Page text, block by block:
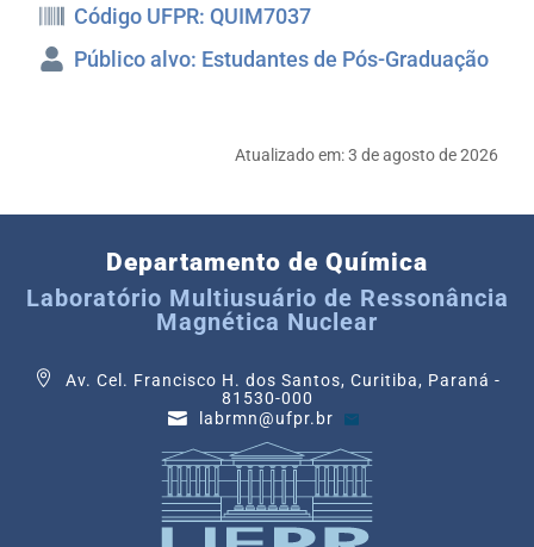
Código UFPR: QUIM7037
Público alvo: Estudantes de Pós-Graduação
Atualizado em:3 de agosto de 2026
Departamento de Química
Laboratório Multiusuário de Ressonância
Magnética Nuclear
Av. Cel. Francisco H. dos Santos, Curitiba, Paraná -
81530-000
labrmn@ufpr.br